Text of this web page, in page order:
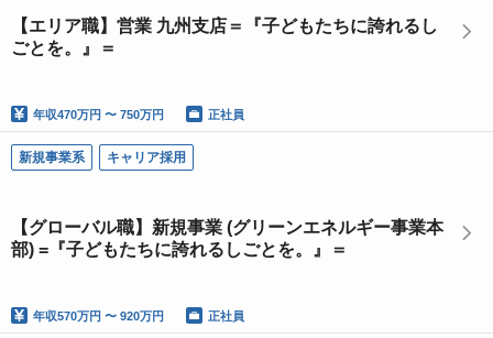
【エリア職】営業 九州支店＝『子どもたちに誇れるし
ごとを。』＝
年収470万円 〜 750万円 正社員
新規事業系 キャリア採用
【グローバル職】新規事業 (グリーンエネルギー事業本
部) =『子どもたちに誇れるしごとを。』＝
年収570万円 〜 920万円 正社員